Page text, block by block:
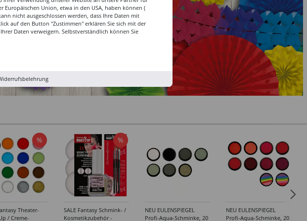
%
Theater-
/ Creme-
%
SALE Fantasy Schmink- /
Kosmetikzubehör -
NEU EULENSPIEGEL
Profi-Aqua-Schminke, 20
NEU EULENSPIEGEL
Profi-Aqua-Schminke, 20
Europäischen Union, etwa in den USA, haben können (
nicht ausgeschlossen werden, dass Ihre Daten mit
auf den Button "Zustimmen" erklären Sie sich mit der
Daten verweigern. Selbstverständlich können Sie